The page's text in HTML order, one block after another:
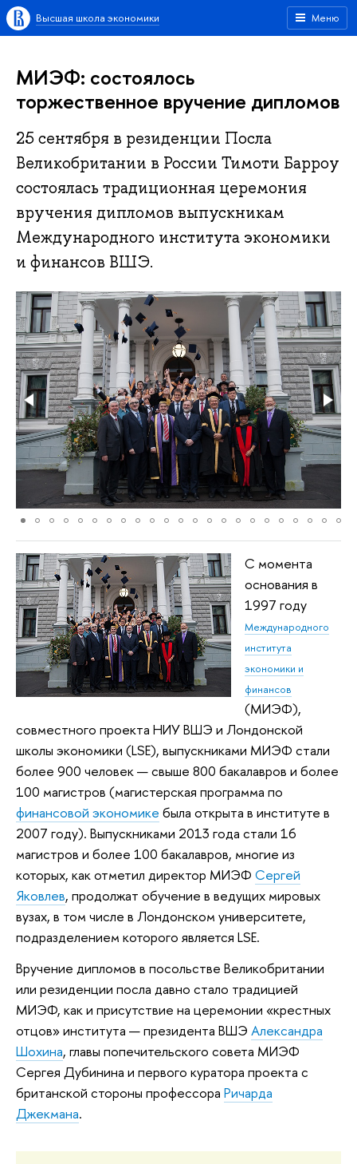
Меню
Высшая школа экономики
МИЭФ: состоялось
торжественное вручение дипломов
25 сентября в резиденции Посла
Великобритании в России Тимоти Барроу
состоялась традиционная церемония
вручения дипломов выпускникам
Международного института экономики
и финансов ВШЭ.
С момента
основания в
1997 году
Международного
института
экономики и
финансов
(МИЭФ),
совместного проекта НИУ ВШЭ и Лондонской
школы экономики (LSE), выпускниками МИЭФ стали
более 900 человек — свыше 800 бакалавров и более
100 магистров (магистерская программа по
финансовой экономике была открыта в институте в
2007 году). Выпускниками 2013 года стали 16
магистров и более 100 бакалавров, многие из
которых, как отметил директор МИЭФ Сергей
Яковлев, продолжат обучение в ведущих мировых
вузах, в том числе в Лондонском университете,
подразделением которого является LSE.
Вручение дипломов в посольстве Великобритании
или резиденции посла давно стало традицией
МИЭФ, как и присутствие на церемонии «крестных
отцов» института — президента ВШЭ Александра
Шохина, главы попечительского совета МИЭФ
Сергея Дубинина и первого куратора проекта с
британской стороны профессора Ричарда
Джекмана.